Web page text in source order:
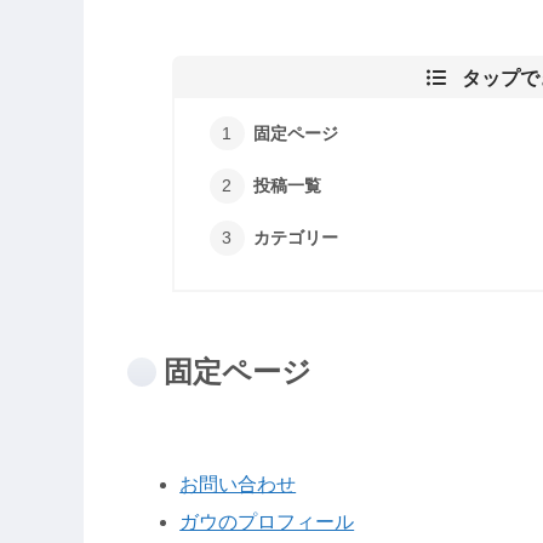
タップ
固定ページ
投稿一覧
カテゴリー
固定ページ
お問い合わせ
ガウのプロフィール